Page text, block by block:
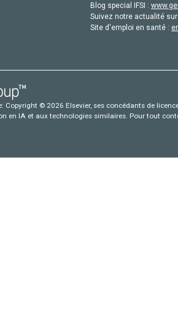
Blog special IFSI :
Suivez notre actualité
Site d'emploi en santé :
Copyright © 2026 Elsevier, ses concédants de
en IA et aux technologies similaires. Pour tout